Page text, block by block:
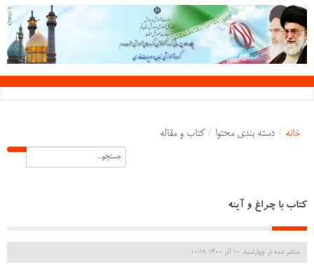
خانه / دسته بندی محتوا / کتاب و مقاله
کتاب با چراغ و آینه
منتشر شده در چهارشنبه, 10 آذر 1400 10:19